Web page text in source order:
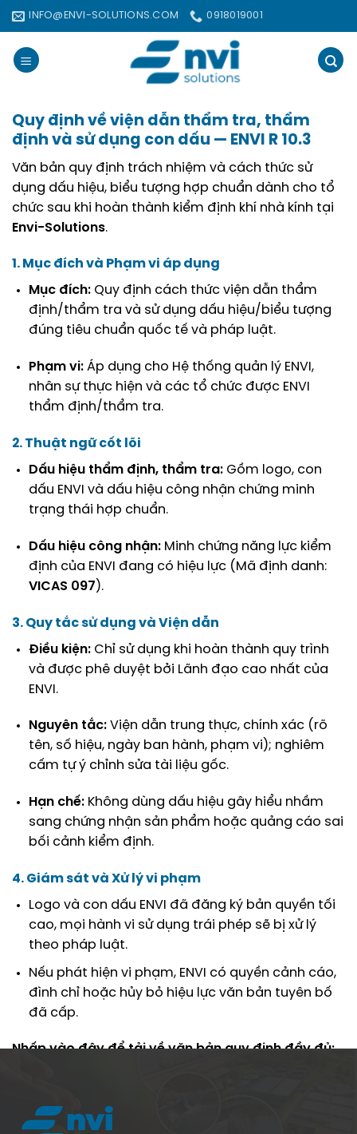
Bỏ
qua
nội
dung
INFO@ENVI-SOLUTIONS.COM 0918019001
Quy định về viện dẫn thẩm tra, thẩm
định và sử dụng con dấu — ENVI R 10.3
Văn bản quy định trách nhiệm và cách thức sử
dụng dấu hiệu, biểu tượng hợp chuẩn dành cho tổ
chức sau khi hoàn thành kiểm định khí nhà kính tại
Envi-Solutions.
1. Mục đích và Phạm vi áp dụng
Mục đích:Quy định cách thức viện dẫn thẩm
định/thẩm tra và sử dụng dấu hiệu/biểu tượng
đúng tiêu chuẩn quốc tế và pháp luật.
Phạm vi:Áp dụng cho Hệ thống quản lý ENVI,
nhân sự thực hiện và các tổ chức được ENVI
thẩm định/thẩm tra.
2. Thuật ngữ cốt lõi
Dấu hiệu thẩm định, thẩm tra:Gồm logo, con
dấu ENVI và dấu hiệu công nhận chứng minh
trạng thái hợp chuẩn.
Dấu hiệu công nhận:Minh chứng năng lực kiểm
định của ENVI đang có hiệu lực (Mã định danh:
VICAS 097).
3. Quy tắc sử dụng và Viện dẫn
Điều kiện:Chỉ sử dụng khi hoàn thành quy trình
và được phê duyệt bởi Lãnh đạo cao nhất của
ENVI .
Nguyên tắc:Viện dẫn trung thực, chính xác (rõ
tên, số hiệu, ngày ban hành, phạm vi); nghiêm
cấm tự ý chỉnh sửa tài liệu gốc.
Hạn chế:Không dùng dấu hiệu gây hiểu nhầm
sang chứng nhận sản phẩm hoặc quảng cáo sai
bối cảnh kiểm định.
4. Giám sát và Xử lý vi phạm
Logo và con dấu ENVI đã đăng ký bản quyền tối
cao, mọi hành vi sử dụng trái phép sẽ bị xử lý
theo pháp luật.
Nếu phát hiện vi phạm, ENVI có quyền cảnh cáo,
đình chỉ hoặc hủy bỏ hiệu lực văn bản tuyên bố
đã cấp.
Nhấp vào đây để tải về văn bản quy định đầy đủ: